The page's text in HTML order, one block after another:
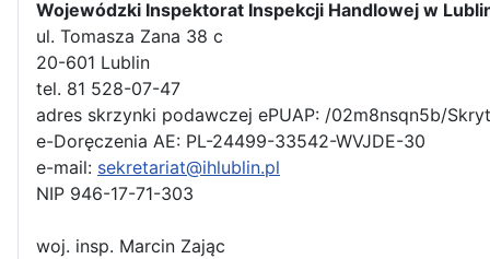
Wojewódzki Inspektorat Inspekcji Handlowej w
ul. Tomasza Zana 38 c
20-601 Lublin
tel. 81 528-07-47
adres skrzynki podawczej ePUAP: /02m8nsqn5b/
e-Doręczenia AE: PL-24499-33542-WVJDE-30
e-mail: sekretariat@ihlublin.pl
NIP 946-17-71-303
woj. insp. Marcin Zając